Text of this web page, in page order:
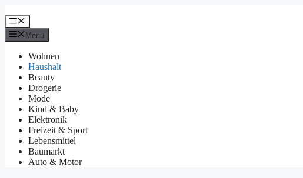
Inhalt
springen
Menü
Menü
Wohnen
Haushalt
Beauty
Drogerie
Mode
Kind & Baby
Elektronik
Freizeit & Sport
Lebensmittel
Baumarkt
Auto & Motor